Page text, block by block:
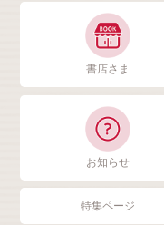
書店さま
お知らせ
特集ページ